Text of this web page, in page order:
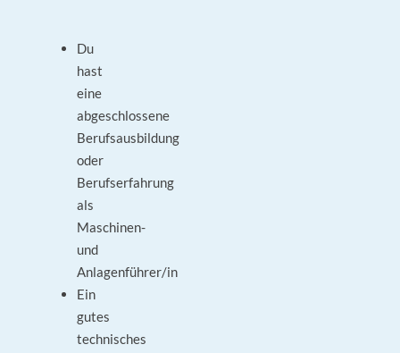
Du
hast
eine
abgeschlossene
Berufsausbildung
oder
Berufserfahrung
als
Maschinen-
und
Anlagenführer/in
Ein
gutes
technisches